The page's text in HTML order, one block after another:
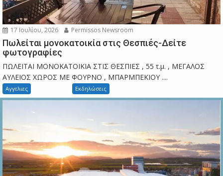
17 Ιουλίου, 2026 Permissos Newsroom
Πωλείται μονοκατοικία στις Θεσπιές-Δείτε
φωτογραφίες
ΠΩΛΕΙΤΑΙ ΜΟΝΟΚΑΤΟΙΚΙΑ ΣΤΙΣ ΘΕΣΠΙΕΣ , 55 τ.μ. , ΜΕΓΑΛΟΣ
ΑΥΛΕΙΟΣ ΧΩΡΟΣ ΜΕ ΦΟΥΡΝΟ , ΜΠΑΡΜΠΕΚΙΟΥ ....
Αγγελιες Εκδηλώσεις